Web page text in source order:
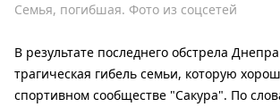
Семья, погибшая. Фото из соцсетей
В результате последнего обстрела
трагическая гибель семьи, которую
спортивном сообществе "Сакура". По